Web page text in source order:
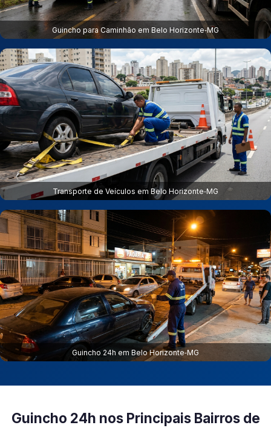
Guincho para Caminhão em Belo Horizonte‑MG
Transporte de Veículos em Belo Horizonte‑MG
Guincho 24h em Belo Horizonte‑MG
Guincho 24h nos Principais Bairros de